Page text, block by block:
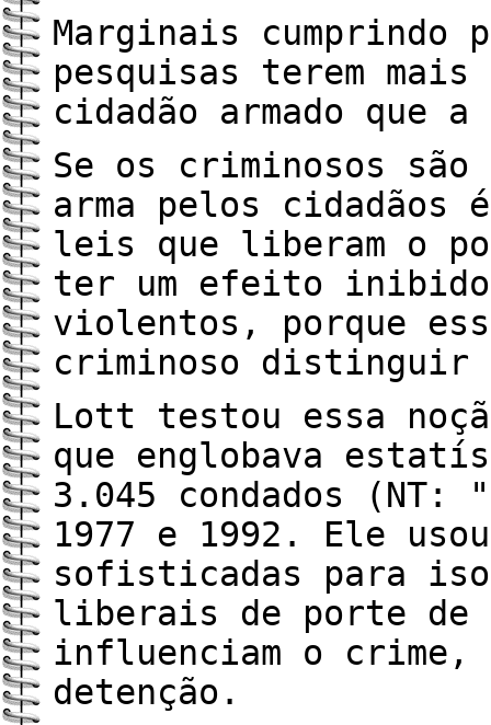
Marginais cumprindo
pesquisas terem
cidadão armado que
Se os criminosos
arma pelos cidadãos
leis que liberam o
ter um efeito
violentos, porque
criminoso distinguir
Lott testou essa
que englobava
3.045 condados
1977 e 1992. Ele
sofisticadas para
liberais de porte de
influenciam o crime,
detenção.